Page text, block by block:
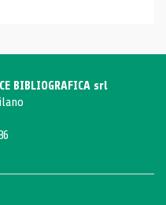
BIBLIOGRAFICA srl